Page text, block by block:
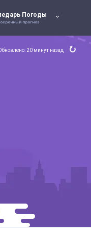
Погоды
прогноз
20 минут назад